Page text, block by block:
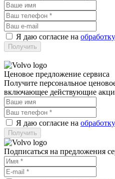
Я даю согласие на
Ценовое предложение сервиса
Получите персональное
включающее действующие
Я даю согласие на
Подписаться на предложения